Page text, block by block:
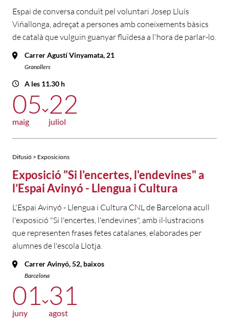
Espai de conversa conduït pel voluntari Josep Lluís
Viñallonga, adreçat a persones amb coneixements bàsics
de català que vulguin guanyar fluïdesa a l'hora de parlar-lo.
Carrer Agustí Vinyamata, 21
Granollers
A les 11.30 h
05
maig
22
juliol
Difusió > Exposicions
Exposició "Si l'encertes, l'endevines" a
l’Espai Avinyó - Llengua i Cultura
L'Espai Avinyó - Llengua i Cultura CNL de Barcelona acull
l'exposició "Si l'encertes, l'endevines", amb il·lustracions
que representen frases fetes catalanes, elaborades per
alumnes de l'escola Llotja.
Carrer Avinyó, 52, baixos
Barcelona
01
juny
31
agost